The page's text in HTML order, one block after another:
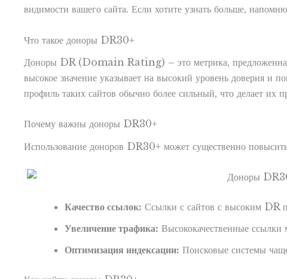
видимости вашего сайта. Если хотите узнать больше,
Что такое доноры DR30+
Доноры DR (Domain Rating) – это метрика, предложенная
высокое значение указывает на высокий уровень доверия
профиль таких сайтов обычно более сильный, что делает их
Почему важны доноры DR30+
Использование доноров DR30+ может существенно
Качество ссылок: Ссылки с сайтов с высоким DR
Увеличение трафика: Высококачественные
Оптимизация индексации: Поисковые системы